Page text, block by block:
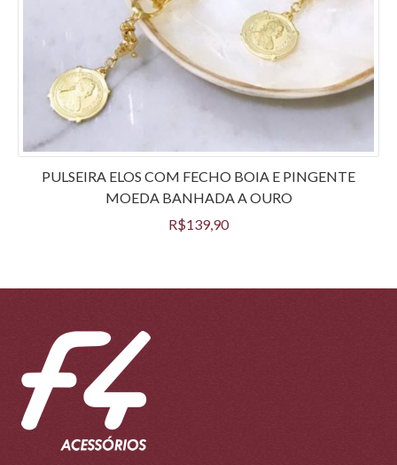
PULSEIRA ELOS COM FECHO BOIA E PINGENTE
MOEDA BANHADA A OURO
R$139,90